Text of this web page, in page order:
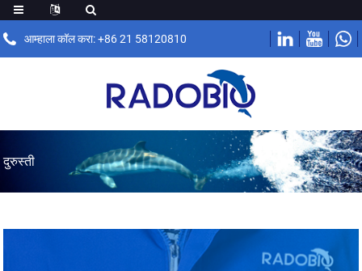
आम्हाला कॉल करा: +86 21 58120810
दुरुस्ती